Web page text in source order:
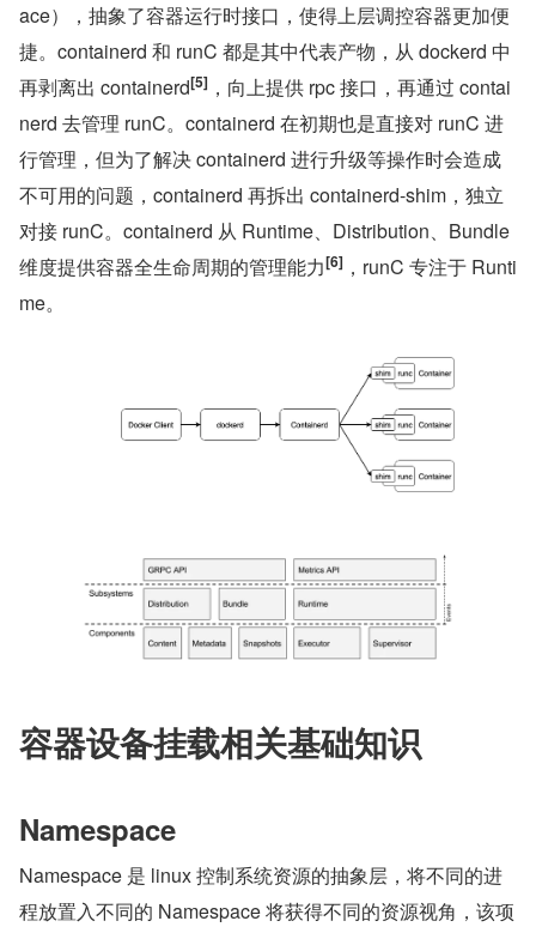
ace），抽象了容器运行时接口，使得上层调控容器更加便
捷。containerd 和 runC 都是其中代表产物，从 dockerd 中
再剥离出 containerd[5] ，向上提供 rpc 接口，再通过 contai
nerd 去管理 runC。containerd 在初期也是直接对 runC 进
行管理，但为了解决 containerd 进行升级等操作时会造成
不可用的问题，containerd 再拆出 containerd-shim，独立
对接 runC。containerd 从 Runtime、Distribution、Bundle
维度提供容器全生命周期的管理能力[6] ，runC 专注于 Runti
me。
容器设备挂载相关基础知识
Namespace
Namespace 是 linux 控制系统资源的抽象层，将不同的进
程放置入不同的 Namespace 将获得不同的资源视角，该项